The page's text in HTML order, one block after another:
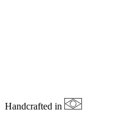
Handcrafted in